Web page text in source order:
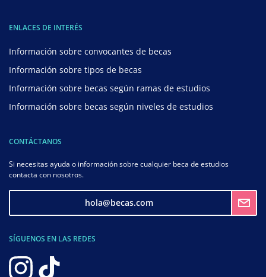
ENLACES DE INTERÉS
Información sobre convocantes de becas
Información sobre tipos de becas
Información sobre becas según ramas de estudios
Información sobre becas según niveles de estudios
CONTÁCTANOS
Si necesitas ayuda o información sobre cualquier beca de estudios
contacta con nosotros.
hola@becas.com
SÍGUENOS EN LAS REDES